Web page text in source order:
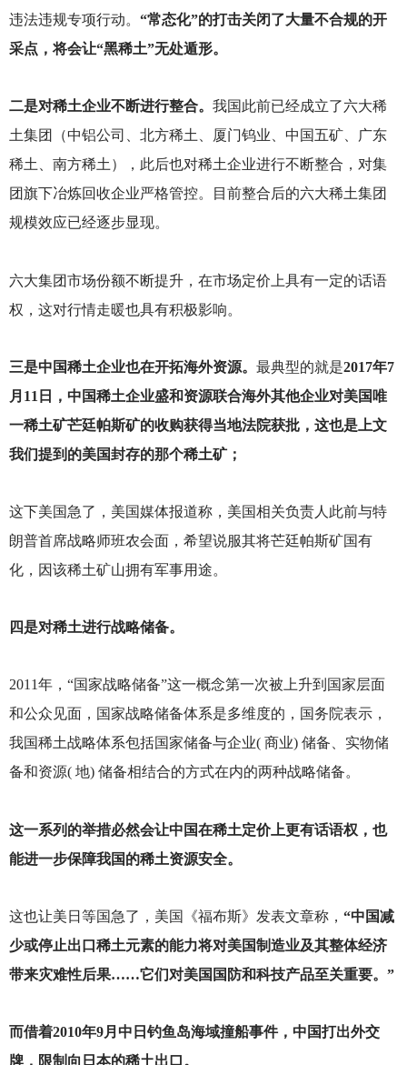
违法违规专项行动。 “常态化”的打击关闭了大量不合规的开
采点，将会让“黑稀土”无处遁形。
二是对稀土企业不断进行整合。 我国此前已经成立了六大稀
土集团（中铝公司、北方稀土、厦门钨业、中国五矿、广东
稀土、南方稀土），此后也对稀土企业进行不断整合，对集
团旗下冶炼回收企业严格管控。目前整合后的六大稀土集团
规模效应已经逐步显现。
六大集团市场份额不断提升，在市场定价上具有一定的话语
权，这对行情走暖也具有积极影响。
三是中国稀土企业也在开拓海外资源。 最典型的就是2017年7
月11日，中国稀土企业盛和资源联合海外其他企业对美国唯
一稀土矿芒廷帕斯矿的收购获得当地法院获批，这也是上文
我们提到的美国封存的那个稀土矿；
这下美国急了，美国媒体报道称，美国相关负责人此前与特
朗普首席战略师班农会面，希望说服其将芒廷帕斯矿国有
化，因该稀土矿山拥有军事用途。
四是对稀土进行战略储备。
2011年，“国家战略储备”这一概念第一次被上升到国家层面
和公众见面，国家战略储备体系是多维度的，国务院表示，
我国稀土战略体系包括国家储备与企业( 商业) 储备、实物储
备和资源( 地) 储备相结合的方式在内的两种战略储备。
这一系列的举措必然会让中国在稀土定价上更有话语权，也
能进一步保障我国的稀土资源安全。
这也让美日等国急了，美国《福布斯》发表文章称， “中国减
少或停止出口稀土元素的能力将对美国制造业及其整体经济
带来灾难性后果……它们对美国国防和科技产品至关重要。”
而借着2010年9月中日钓鱼岛海域撞船事件，中国打出外交
牌，限制向日本的稀土出口。